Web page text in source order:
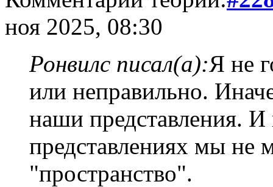
ноя 2025, 08:30
Ронвилс писал(а):Я не
или неправильно.
наши представления. И
представлениях мы не
"пространство".